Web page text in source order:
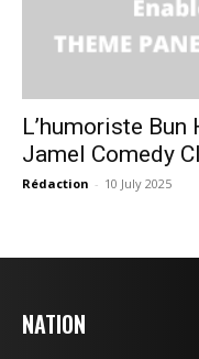
L’humoriste Bun
Jamel Comedy
Rédaction - 10 July 2025
NATION